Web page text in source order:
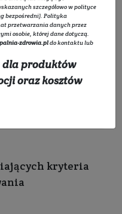
Filtruj
kryteria
szczegółowo wpolityce
bezpośredni). Polityka
przetwarzania danych przez
osobie, której dane dotyczą.
zdrowia.pldo kontaktu lub
dla produktów
oraz kosztów